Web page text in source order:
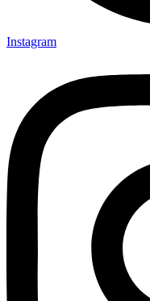
Instagram